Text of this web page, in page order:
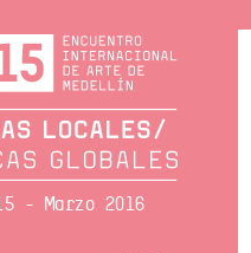
- Marzo 2016